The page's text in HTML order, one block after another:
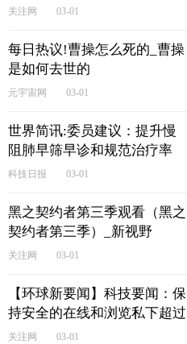
关注网 03-01
每日热议!曹操怎么死的_曹操
是如何去世的
元宇宙网 03-01
世界简讯:委员建议：提升慢
阻肺早筛早诊和规范治疗率
科技日报 03-01
黑之契约者第三季观看（黑之
契约者第三季）_新视野
关注网 03-01
【环球新要闻】科技要闻：保
持安全的在线和浏览私下超过
80%的ZenMate VPN三年
关注网 03-01